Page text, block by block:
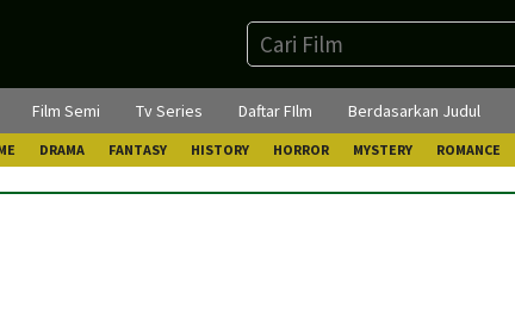
Film Semi Tv Series Daftar FIlm Berdasarkan Judul
DRAMA FANTASY HISTORY HORROR MYSTERY ROMANCE